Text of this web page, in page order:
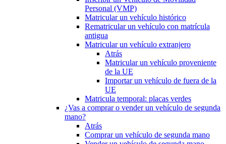
Personal (VMP)
Matricular un vehículo histórico
Rematricular un vehículo con matrícula
antigua
Matricular un vehículo extranjero
Atrás
Matricular un vehículo proveniente
de la UE
Importar un vehículo de fuera de la
UE
Matricula temporal: placas verdes
¿Vas a comprar o vender un vehículo de segunda
mano?
Atrás
Comprar un vehículo de segunda mano